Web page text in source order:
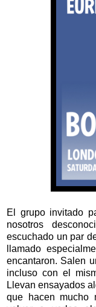
El grupo invitado
nosotros
escuchado un par
llamado
encantaron. Salen
incluso con el
Llevan ensayados
que hacen mucho